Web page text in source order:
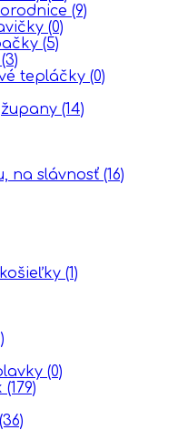
(9)
(0)
(5)
(3)
tepláčky (0)
(14)
na slávnosť (16)
(1)
(0)
(179)
(36)